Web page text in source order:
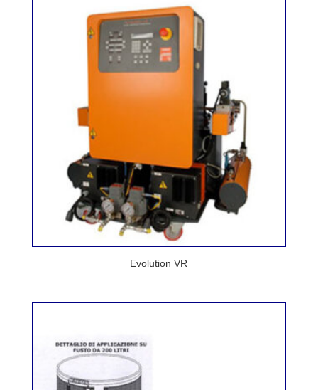
Evolution VR